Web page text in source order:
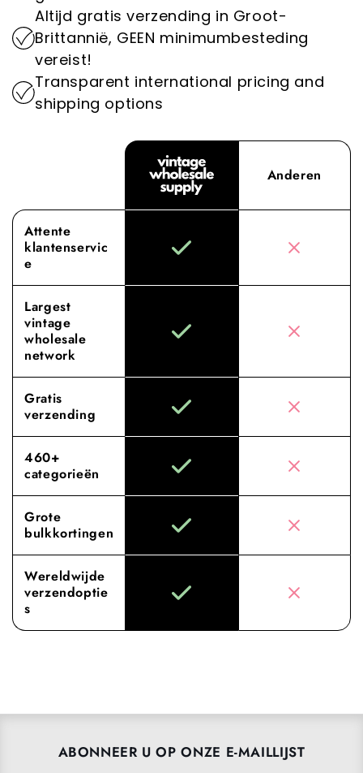
verminderen van de impact van de mode-
industrie op het milieu.
Ervaar het verschil met Vintage Wholesale
Supply, waar onze toewijding aan superieure
inkoop en service jouw groothandelervaring
naar nieuwe hoogten tilt.
Altijd gratis verzending in Groot-
Brittannië, GEEN minimumbesteding
vereist!
Transparent international pricing and
shipping options
Anderen
Attente
klantenservic
e
Largest
vintage
wholesale
network
Gratis
verzending
460+
categorieën
Grote
bulkkortingen
Wereldwijde
verzendoptie
s
ABONNEER U OP ONZE E-MAILLIJST